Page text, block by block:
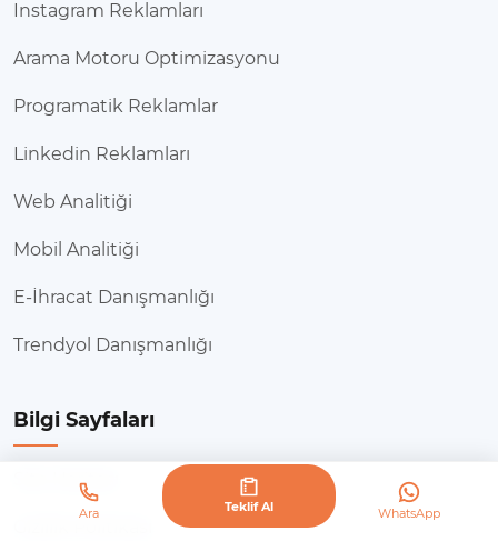
Instagram Reklamları
Arama Motoru Optimizasyonu
Programatik Reklamlar
Linkedin Reklamları
Web Analitiği
Mobil Analitiği
E-İhracat Danışmanlığı
Trendyol Danışmanlığı
Bilgi Sayfaları
Site Haritası
Ara Teklif Al WhatsApp